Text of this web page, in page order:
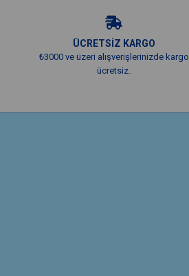
ÜCRETSİZ KARGO
₺3000 ve üzeri alışverişlerinizde kargo
ücretsiz.